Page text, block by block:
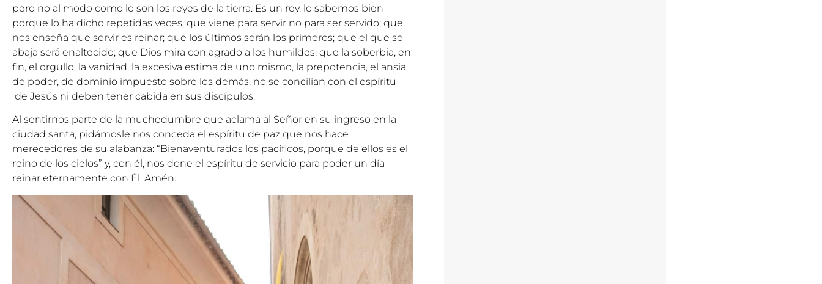
pero no al modo como lo son los reyes de la tierra. Es un rey, lo sabemos bien
porque lo ha dicho repetidas veces, que viene para servir no para ser servido; que
nos enseña que servir es reinar; que los últimos serán los primeros; que el que se
abaja será enaltecido; que Dios mira con agrado a los humildes; que la soberbia, en
fin, el orgullo, la vanidad, la excesiva estima de uno mismo, la prepotencia, el ansia
de poder, de dominio impuesto sobre los demás, no se concilian con el espíritu
de Jesús ni deben tener cabida en sus discípulos.
Al sentirnos parte de la muchedumbre que aclama al Señor en su ingreso en la
ciudad santa, pidámosle nos conceda el espíritu de paz que nos hace
merecedores de su alabanza: “Bienaventurados los pacíficos, porque de ellos es el
reino de los cielos” y, con él, nos done el espíritu de servicio para poder un día
reinar eternamente con Él. Amén.